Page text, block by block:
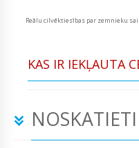
Reālu cilvēktiesības par zemnieku
KAS IR IEKĻAUTA